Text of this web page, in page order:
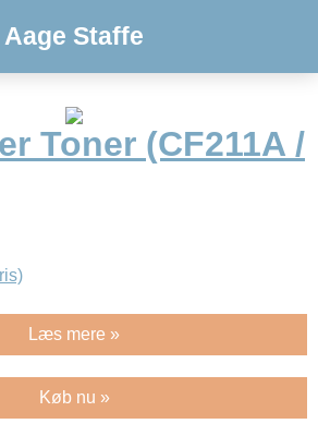
Aage Staffe
Toner (CF211A /
Læs mere »
Køb nu »